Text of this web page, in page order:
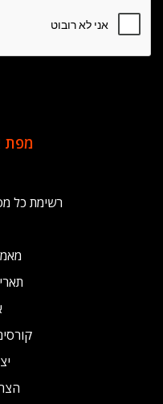
מפת
רשימת כל